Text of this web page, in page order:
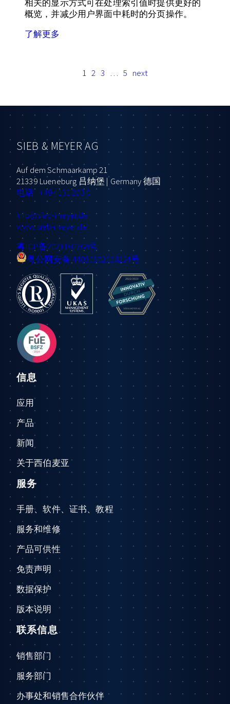
相关的显示方式可在处理索引值时提供更好的
概览，并减少用户界面中耗时的分页操作。
了解更多
1 2 3 … 5 next
SIEB & MEYER AG
Auf dem Schmaarkamp 21
21339 Lueneburg 吕纳堡 | Germany 德国
电话: +49 4131 203 0
info@sieb-meyer.de
www.sieb-meyer.de
粤ICP备2021102368号
粤公网安备 44030502008234号
信息
应用
产品
新闻
关于西伯麦亚
服务
手册、软件、证书、教程
服务和维修
产品可供性
免责声明
数据保护
版本说明
联系信息
销售部门
服务部门
办事处和销售合作伙伴